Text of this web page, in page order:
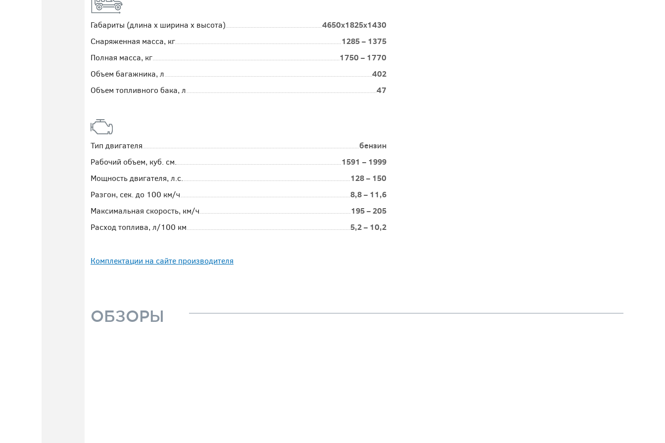
Габариты (длина х ширина х высота) 4650x1825x1430
Снаряженная масса, кг 1285 – 1375
Полная масса, кг 1750 – 1770
Объем багажника, л 402
Объем топливного бака, л 47
Тип двигателя бензин
Рабочий объем, куб. см. 1591 – 1999
Мощность двигателя, л.с. 128 – 150
Разгон, сек. до 100 км/ч 8,8 – 11,6
Максимальная скорость, км/ч 195 – 205
Расход топлива, л/100 км 5,2 – 10,2
Комплектации на сайте производителя
ОБЗОРЫ